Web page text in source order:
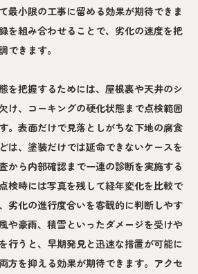
最小限の工事に留める効果が期待できま
を組み合わせることで、劣化の速度を把
できます。
を把握するためには、屋根裏や天井のシ
け、コーキングの硬化状態まで点検範囲
。表面だけで見落としがちな下地の腐食
は、塗装だけでは延命できないケースを
から内部確認まで一連の診断を実施する
検時には写真を残して経年変化を比較で
劣化の進行度合いを客観的に判断しやす
や豪雨、積雪といったダメージを受けや
行うと、早期発見と迅速な措置が可能に
方を抑える効果が期待できます。アクセ